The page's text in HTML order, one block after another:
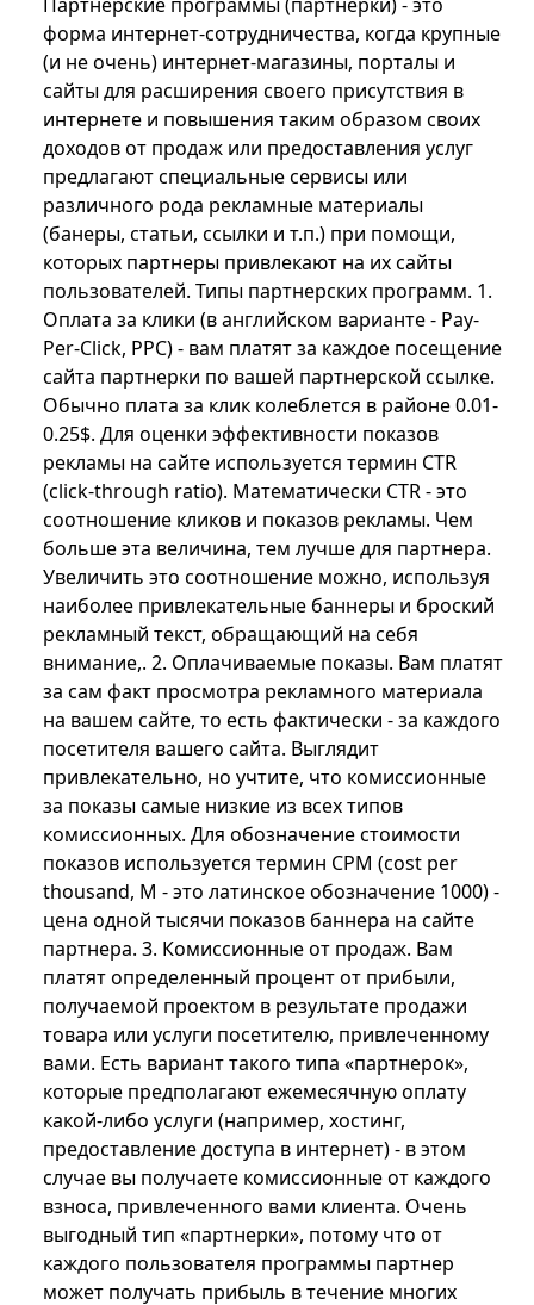
форма интернет-сотрудничества, когда крупные
(и не очень) интернет-магазины, порталы и
сайты для расширения своего присутствия в
интернете и повышения таким образом своих
доходов от продаж или предоставления услуг
предлагают специальные сервисы или
различного рода рекламные материалы
(банеры, статьи, ссылки и т.п.) при помощи,
которых партнеры привлекают на их сайты
пользователей. Типы партнерских программ. 1.
Оплата за клики (в английском варианте - Pay-
Per-Click, PPC) - вам платят за каждое посещение
сайта партнерки по вашей партнерской ссылке.
Обычно плата за клик колеблется в районе 0.01-
0.25$. Для оценки эффективности показов
рекламы на сайте используется термин CTR
(click-through ratio). Математически CTR - это
соотношение кликов и показов рекламы. Чем
больше эта величина, тем лучше для партнера.
Увеличить это соотношение можно, используя
наиболее привлекательные баннеры и броский
рекламный текст, обращающий на себя
внимание,. 2. Оплачиваемые показы. Вам платят
за сам факт просмотра рекламного материала
на вашем сайте, то есть фактически - за каждого
посетителя вашего сайта. Выглядит
привлекательно, но учтите, что комиссионные
за показы самые низкие из всех типов
комиссионных. Для обозначение стоимости
показов используется термин CPM (cost per
thousand, M - это латинское обозначение 1000) -
цена одной тысячи показов баннера на сайте
партнера. 3. Комиссионные от продаж. Вам
платят определенный процент от прибыли,
получаемой проектом в результате продажи
товара или услуги посетителю, привлеченному
вами. Есть вариант такого типа «партнерок»,
которые предполагают ежемесячную оплату
какой-либо услуги (например, хостинг,
предоставление доступа в интернет) - в этом
случае вы получаете комиссионные от каждого
взноса, привлеченного вами клиента. Очень
выгодный тип «партнерки», потому что от
каждого пользователя программы партнер
может получать прибыль в течение многих